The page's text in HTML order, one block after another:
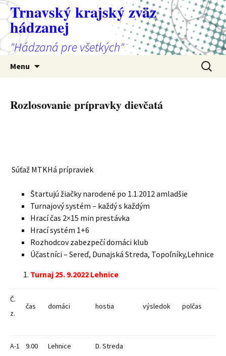
Preskočiť
na
obsah
Trnavský krajský zväz
hádzanej
"Hádzaná pre všetkých"
Menu Hľadať:
Rozlosovanie prípravky dievčatá
Súťaž MTKHá prípraviek
Štartujú žiačky narodené po 1.1.2012 amladšie
Turnajový systém – každý s každým
Hrací čas 2×15 min prestávka
Hrací systém 1+6
Rozhodcov zabezpečí domáci klub
Účastníci – Sereď, Dunajská Streda, Topoľníky,Lehnice
Turnaj 25. 9.2022 Lehnice
Č.
z.
čas domáci hostia výsledok polčas
A-1 9.00 Lehnice D. Streda